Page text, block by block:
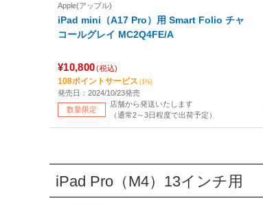
Apple(アップル)
iPad mini（A17 Pro）用 Smart Folio チャ
コールグレイ MC2Q4FE/A
¥10,800(税込)
108ポイントサービス (1%)
発売日：2024/10/23発売
数量限定
店舗から発送いたします
（通常2～3日程度で出荷予定）
iPad Pro（M4）13インチ用